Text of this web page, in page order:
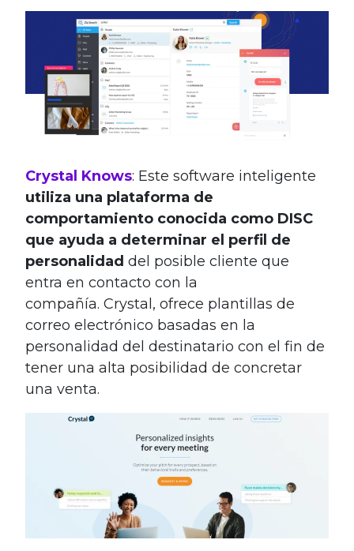
Crystal Knows: Este software inteligente
utiliza una plataforma de
comportamiento conocida como DISC
que ayuda a determinar el perfil de
personalidad del posible cliente que
entra en contacto con la
compañía. Crystal, ofrece plantillas de
correo electrónico basadas en la
personalidad del destinatario con el fin de
tener una alta posibilidad de concretar
una venta.